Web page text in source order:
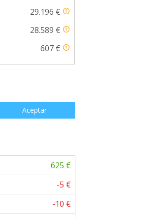
29.196 €
28.589 €
607 €
Aceptar
625 €
-5 €
-10 €